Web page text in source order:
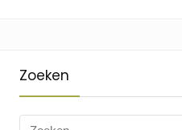
Zoeken